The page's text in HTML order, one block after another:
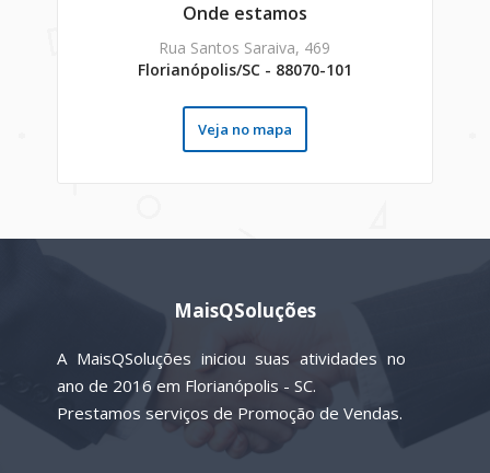
Onde estamos
Rua Santos Saraiva, 469
Florianópolis/SC - 88070-101
Veja no mapa
MaisQSoluções
A MaisQSoluções iniciou suas atividades no
ano de 2016 em Florianópolis - SC.
Prestamos serviços de Promoção de Vendas.